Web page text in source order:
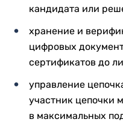
кандидата или
хранение и
цифровых
сертификатов до
управление
участник цепочки
в максимальных